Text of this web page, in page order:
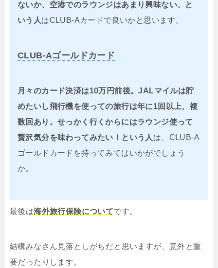
ないか、空港でのラウンジはあまり興味ない、と
いう人はCLUB-Aカードで良いかと思います。
CLUB-Aゴールドカード
月々のカード決済は10万円前後。JALマイルは貯
めたいし飛行機を使っての旅行は年に1回以上、複
数回あり。せっかく行くからにはラウンジ使って
贅沢気分を味わってみたい！という人 は、CLUB-A
ゴールドカードを持ってみてはいかがでしょう
か。
最後は海外旅行保険についてです。
結構みなさん見落としがちだと思いますが、意外と重
要だったりします。